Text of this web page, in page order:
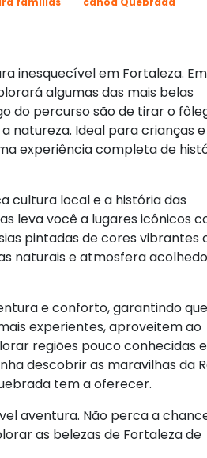
inesquecível em Fortaleza.
algumas das mais belas
do percurso são de tirar o
natureza. Ideal para crianças e
experiência completa de
cultura local e a história das
leva você a lugares icônicos
pintadas de cores vibrantes
naturais e atmosfera
e conforto, garantindo que
experientes, aproveitem ao
regiões pouco conhecidas e
descobrir as maravilhas da
tem a oferecer.
aventura. Não perca a
as belezas de Fortaleza de